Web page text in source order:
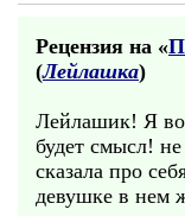
Рецензия на «
(Лейлашка)
Лейлашик! Я
будет смысл!
сказала про
девушке в нем